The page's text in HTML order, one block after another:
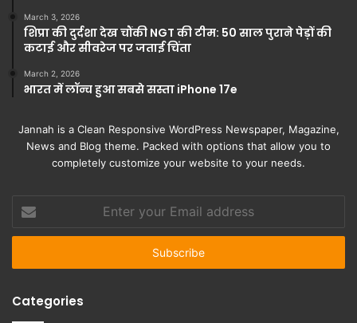
March 3, 2026
शिप्रा की दुर्दशा देख चौंकी NGT की टीम: 50 साल पुराने पेड़ों की
कटाई और सीवरेज पर जताई चिंता
March 2, 2026
भारत में लॉन्च हुआ सबसे सस्ता iPhone 17e
Jannah is a Clean Responsive WordPress Newspaper, Magazine,
News and Blog theme. Packed with options that allow you to
completely customize your website to your needs.
your
Email
Categories